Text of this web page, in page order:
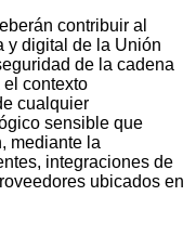
contribuir al
y digital de la Unión
de la cadena
contexto
cualquier
sensible que
mediante la
integraciones de
ubicados en